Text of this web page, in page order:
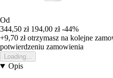
Od
344,50 zł 194,00 zł -44%
+9,70 złotrzymasz na kolejne
potwierdzeniu zamowienia
Loading...
Opis